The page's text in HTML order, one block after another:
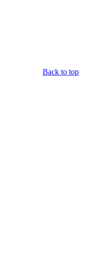
Back to top